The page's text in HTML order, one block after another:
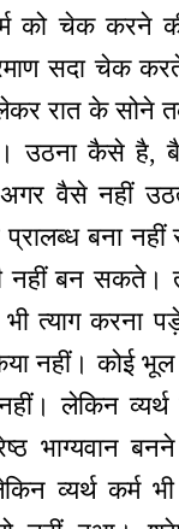
को चेक करने
सदा चेक
रात के सोने
उठना कैसे है,
वैसे नहीं
बना नहीं
नहीं बन सकते।
भी त्याग
नहीं। कोई
लेकिन
भाग्यवान
व्यर्थ कर्म भी